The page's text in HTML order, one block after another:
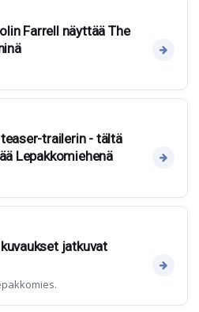
Farrell näyttää The
trailerin - tältä
Lepakkomiehenä
jatkuvat